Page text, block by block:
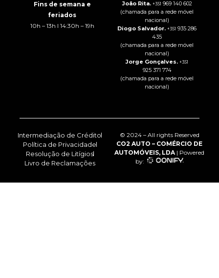
Fins de semana e
feriados
10h – 13h I 14:30h – 19h
João Rita. +351 969 140 602
(chamada para a rede móvel
nacional)
Diogo Salvador. +351 935 286
435
(chamada para a rede móvel
nacional)
Jorge Gonçalves. +351
925 371 774
(chamada para a rede móvel
nacional)
© 2024 – All rights Reserved
CO2 AUTO – COMÉRCIO DE
AUTOMÓVEIS, LDA | Powered
by:
Intermediação de Crédito
Política de Privacidade
Resolução de Litígios
Livro de Reclamações